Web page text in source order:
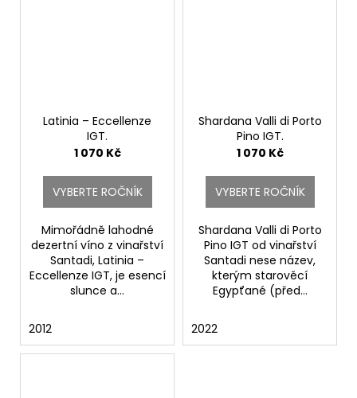
Latinia – Eccellenze
IGT.
Santadi
1 070 Kč
VYBERTE ROČNÍK
Mimořádně lahodné
dezertní víno z vinařství
Santadi, Latinia –
Eccellenze IGT, je esencí
slunce a...
2012
Shardana Valli di Porto
Pino IGT.
Santadi
1 070 Kč
VYBERTE ROČNÍK
Shardana Valli di Porto
Pino IGT od vinařství
Santadi nese název,
kterým starověcí
Egypťané (před...
2022